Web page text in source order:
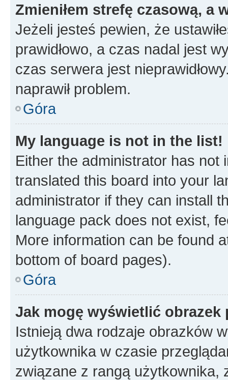
Zmieniłem strefę czasową, a
Jeżeli jesteś pewien, że
prawidłowo, a czas nadal jest
czas serwera jest
naprawił problem.
Góra
My language is not in the list!
Either the administrator has not
translated this board into your
administrator if they can install
language pack does not exist,
More information can be found
bottom of board pages).
Góra
Jak mogę wyświetlić
Istnieją dwa rodzaje obrazków
użytkownika w czasie
związane z rangą użytkownika,